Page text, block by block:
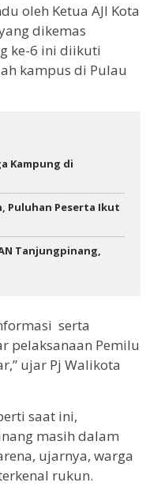
oleh Ketua AJI Kota
dikemas
ke-6 ini diikuti
kampus di Pulau
Kampung di
Puluhan Peserta Ikut
Tanjungpinang,
serta
pelaksanaan Pemilu
ujar Pj Walikota
saat ini,
masih dalam
ujarnya, warga
rukun.